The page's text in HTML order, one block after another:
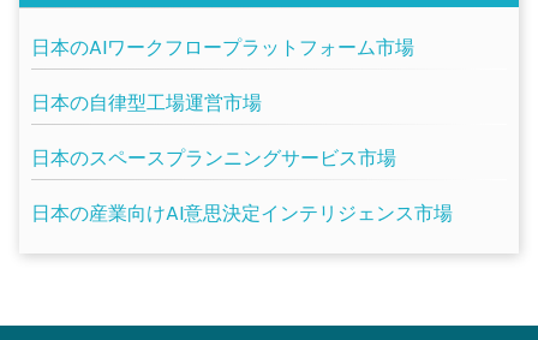
日本のAIワークフロープラットフォーム市場
日本の自律型工場運営市場
日本のスペースプランニングサービス市場
日本の産業向けAI意思決定インテリジェンス市場